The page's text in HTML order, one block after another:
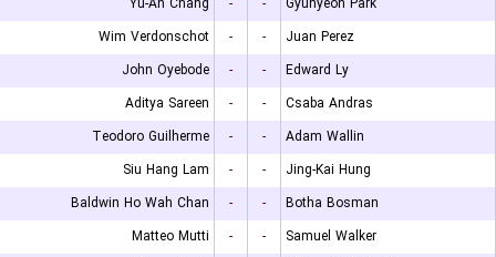
Wim Verdonschot
- -
Juan Perez
John Oyebode
- -
Edward Ly
Aditya Sareen
- -
Csaba Andras
Teodoro Guilherme
- -
Adam Wallin
Siu Hang Lam
- -
Jing-Kai Hung
Baldwin Ho Wah Chan
- -
Botha Bosman
Matteo Mutti
- -
Samuel Walker